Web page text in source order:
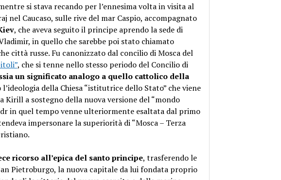
si stava recando per l’ennesima volta in visita al
nel Caucaso, sulle rive del mar Caspio, accompagnato
, che aveva seguito il principe aprendo la sede di
in quello che sarebbe poi stato chiamato
città russe. Fu canonizzato dal concilio di Mosca del
, che si tenne nello stesso periodo del Concilio di
un significato analogo a quello cattolico della
della Chiesa “istitutrice dello Stato” che viene
Kirill a sostegno della nuova versione del “mondo
in quel tempo venne ulteriormente esaltata dal primo
impersonare la superiorità di “Mosca – Terza
ricorso all’epica del santo principe, trasferendo le
Pietroburgo, la nuova capitale da lui fondata proprio